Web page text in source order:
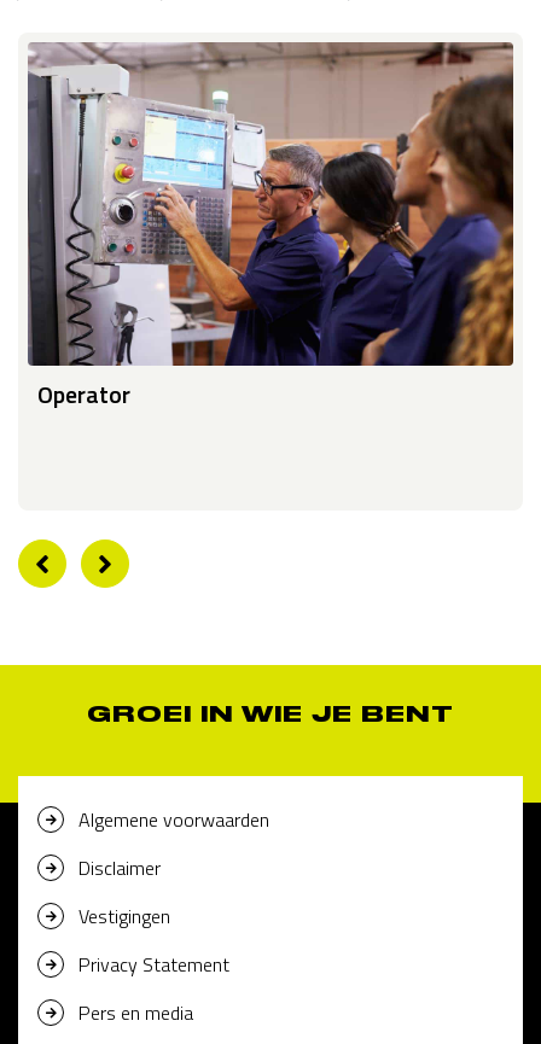
Operator
GROEI IN WIE JE BENT
Algemene voorwaarden
Disclaimer
Vestigingen
Privacy Statement
Pers en media